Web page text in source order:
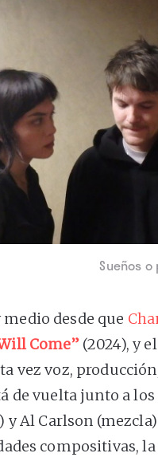
Sueños o
desde que
Come”(2024), y
vez voz,
de vuelta junto a
y Al Carlson
compositivas,